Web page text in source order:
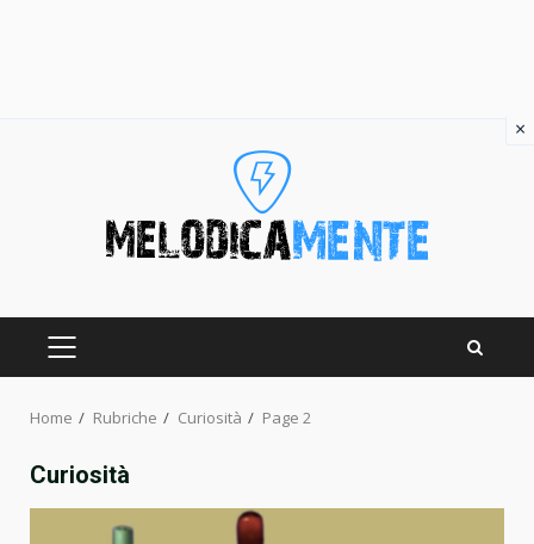
PRIMARY
Home Rubriche Curiosità Page 2
Curiosità
×